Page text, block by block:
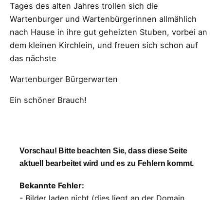
Tages des alten Jahres trollen sich die
Wartenburger und Wartenbürgerinnen allmählich
nach Hause in ihre gut geheizten Stuben, vorbei an
dem kleinen Kirchlein, und freuen sich schon auf
das nächste
Wartenburger Bürgerwarten
Ein schöner Brauch!
Vorschau! Bitte beachten Sie, dass diese Seite
aktuell bearbeitet wird und es zu Fehlern kommt.
Bekannte Fehler:
- Bilder laden nicht (dies liegt an der Domain